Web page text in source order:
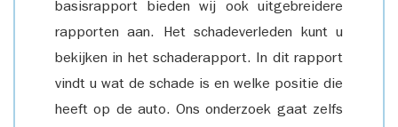
basisrapport bieden wij ook uitgebreidere
rapporten aan. Het schadeverleden kunt u
bekijken in het schaderapport. In dit rapport
vindt u wat de schade is en welke positie die
heeft op de auto. Ons onderzoek gaat zelfs